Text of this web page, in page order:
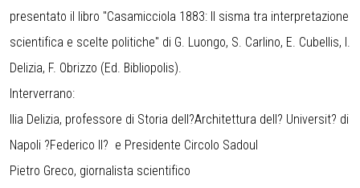
presentato il libro "Casamicciola 1883: Il sisma tra interpretazione
scientifica e scelte politiche" di G. Luongo, S. Carlino, E. Cubellis, I.
Delizia, F. Obrizzo (Ed. Bibliopolis).
Interverrano:
Ilia Delizia, professore di Storia dell?Architettura dell? Universit? di
Napoli ?Federico II? e Presidente Circolo Sadoul
Pietro Greco, giornalista scientifico